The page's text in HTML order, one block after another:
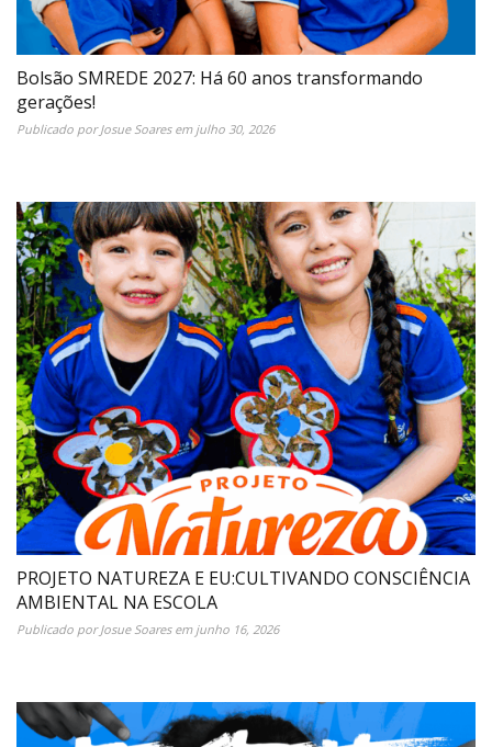
Bolsão SMREDE 2027: Há 60 anos transformando
gerações!
Publicado porJosue Soaresem julho 30, 2026
PROJETO NATUREZA E EU:CULTIVANDO CONSCIÊNCIA
AMBIENTAL NA ESCOLA
Publicado porJosue Soaresem junho 16, 2026